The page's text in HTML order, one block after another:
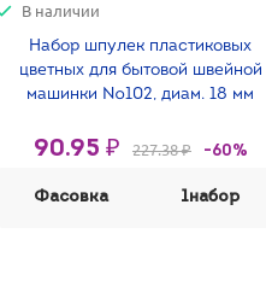
В наличии
Набор шпулек пластиковых
цветных для бытовой швейной
машинки №102, диам. 18 мм
90.95 ₽ 227.38 ₽ -60%
Фасовка 1набор